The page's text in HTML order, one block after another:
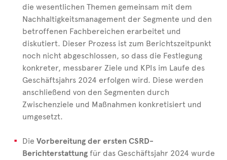
die wesentlichen Themen gemeinsam mit dem
Nachhaltigkeitsmanagement der Segmente und den
betroffenen Fachbereichen erarbeitet und
diskutiert. Dieser Prozess ist zum Berichtszeitpunkt
noch nicht abgeschlossen, so dass die Festlegung
konkreter, messbarer Ziele und KPIs im Laufe des
Geschäftsjahrs 2024 erfolgen wird. Diese werden
anschließend von den Segmenten durch
Zwischenziele und Maßnahmen konkretisiert und
umgesetzt.
Die Vorbereitung der ersten CSRD-
Berichterstattung für das Geschäftsjahr 2024 wurde